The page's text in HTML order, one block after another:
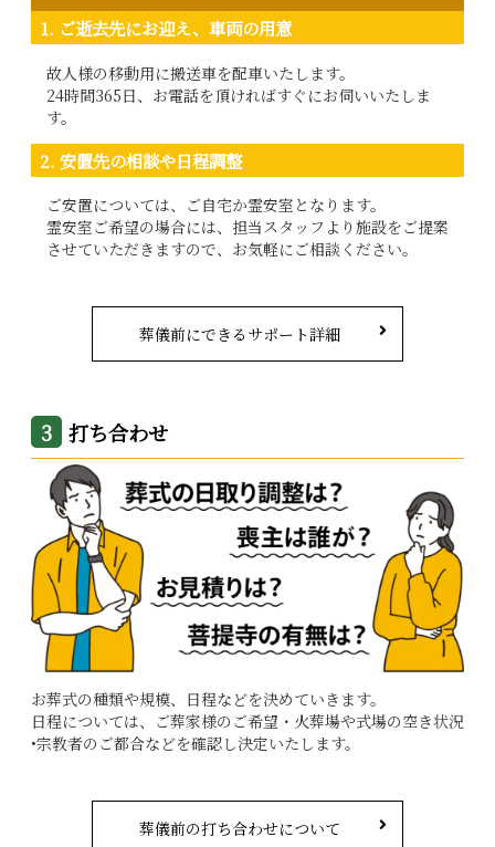
1. ご逝去先にお迎え、車両の用意
故人様の移動用に搬送車を配車いたします。
24時間365日、お電話を頂ければすぐにお伺いいたしま
す。
2. 安置先の相談や日程調整
ご安置については、ご自宅か霊安室となります。
霊安室ご希望の場合には、担当スタッフより施設をご提案
させていただきますので、お気軽にご相談ください。
葬儀前にできるサポート詳細
打ち合わせ
お葬式の種類や規模、日程などを決めていきます。
日程については、ご葬家様のご希望・火葬場や式場の空き状況
•宗教者のご都合などを確認し決定いたします。
葬儀前の打ち合わせについて